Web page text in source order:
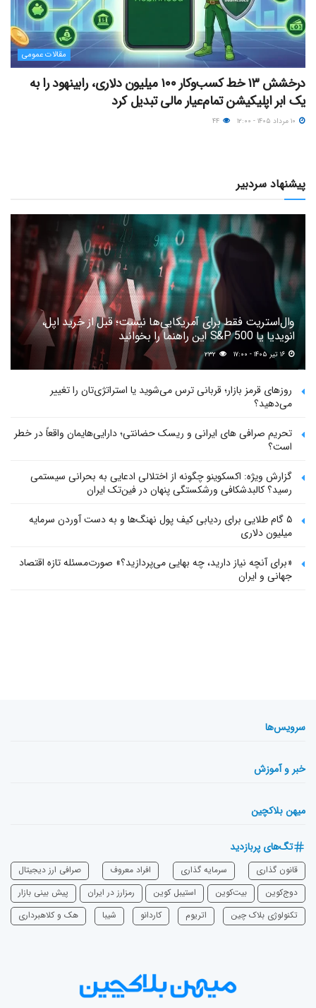
مقالات عمومی
درخشش ۱۳ خط کسب‌وکار ۱۰۰ میلیون دلاری، رابینهود را به
یک ابر اپلیکیشن تمام‌عیار مالی تبدیل کرد
پیشنهاد سردبیر
وال‌استریت فقط برای آمریکایی‌ها نیست؛ قبل از خرید اپل،
انویدیا یا S&P 500 این راهنما را بخوانید
۲۳۲
روزهای قرمز بازار؛ قربانی ترس می‌شوید یا استراتژی‌تان را تغییر
می‌دهید؟
تحریم صرافی های ایرانی و ریسک حضانتی؛ دارایی‌هایمان واقعاً در خطر
است؟
گزارش ویژه: اکسکوینو چگونه از اختلالی ادعایی به بحرانی سیستمی
رسید؟ کالبدشکافی ورشکستگی پنهان در فین‌تک ایران
۵ گام طلایی برای ردیابی کیف پول‌ نهنگ‌ها و به دست آوردن سرمایه
میلیون دلاری
«برای آنچه نیاز دارید، چه بهایی می‌پردازید؟» صورت‌مسئله تازه اقتصاد
جهانی و ایران
سرویس‌ها
خبر و آموزش
میهن بلاکچین
تگ‌های پربازدید
قانون گذاری سرمایه‌ گذاری افراد معروف
صرافی ارز دیجیتال
دوج‌کوین
بیت‌کوین استیبل کوین رمزارز در ایران
پیش بینی بازار
تکنولوژی بلاک چین
اتریوم ‌کاردانو شیبا هک و کلاهبرداری